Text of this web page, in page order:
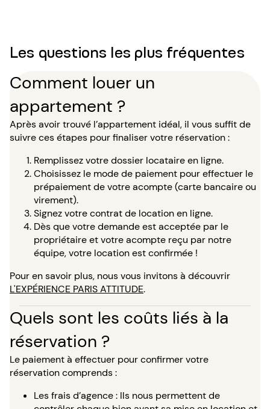
Les questions les plus fréquentes
Comment louer un
appartement ?
Après avoir trouvé l’appartement idéal, il vous suffit de
suivre ces étapes pour finaliser votre réservation :
Remplissez votre dossier locataire en ligne.
Choisissez le mode de paiement pour effectuer le
prépaiement de votre acompte (carte bancaire ou
virement).
Signez votre contrat de location en ligne.
Dès que votre demande est acceptée par le
propriétaire et votre acompte reçu par notre
équipe, votre location est confirmée !
Pour en savoir plus, nous vous invitons à découvrir
L'EXPÉRIENCE PARIS ATTITUDE.
Quels sont les coûts liés à la
réservation ?
Le paiement à effectuer pour confirmer votre
réservation comprends :
Les frais d’agence : Ils nous permettent de